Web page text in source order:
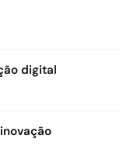
digital